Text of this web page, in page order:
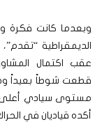
وبعدما كانت فكرة
الديمقراطية
عقب اكتمال
قطعت شوطاً بعيداً
مستوى سيادي
أكده قياديان في